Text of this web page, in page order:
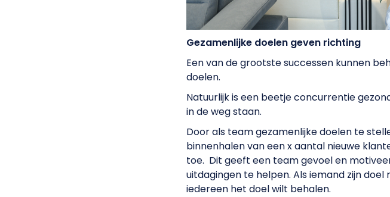
Gezamenlijke doelen geven richting
Een van de grootste successen kunnen
doelen.
Natuurlijk is een beetje concurrentie
in de weg staan.
Door als team gezamenlijke doelen te
binnenhalen van een x aantal nieuwe
toe. Dit geeft een team gevoel en
uitdagingen te helpen. Als iemand zijn
iedereen het doel wilt behalen.